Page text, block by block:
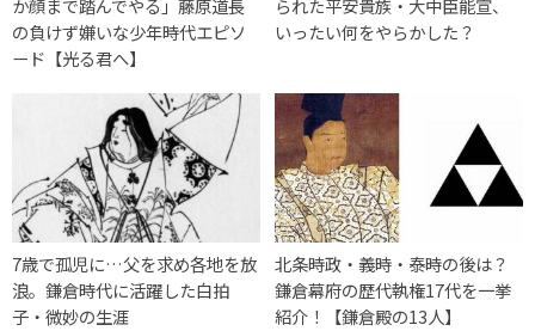
の負けず嫌いな少年時代エピソ
ード【光る君へ】
いったい何をやらかした？
7歳で孤児に…父を求め各地を放
浪。鎌倉時代に活躍した白拍
子・微妙の生涯
北条時政・義時・泰時の後は？
鎌倉幕府の歴代執権17代を一挙
紹介！【鎌倉殿の13人】